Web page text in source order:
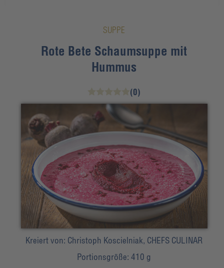
SUPPE
Rote Bete Schaumsuppe mit
Hummus
(0)
Kreiert von: Christoph Koscielniak, CHEFS CULINAR
Portionsgröße:410 g